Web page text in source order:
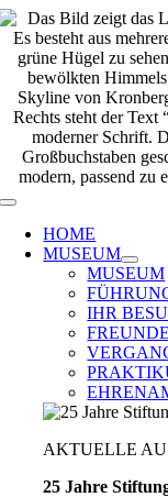
Zum
Inhalt
springen
Toggle
Navigation
HOME
MUSEUM
MUSEUM
IHR
AKTUELLE
25 Jahre